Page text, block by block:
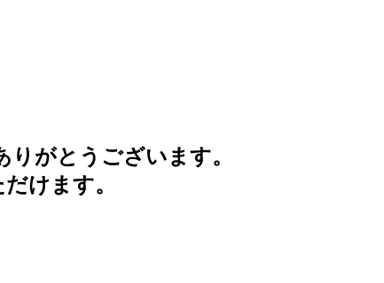
がとうございます。
けます。